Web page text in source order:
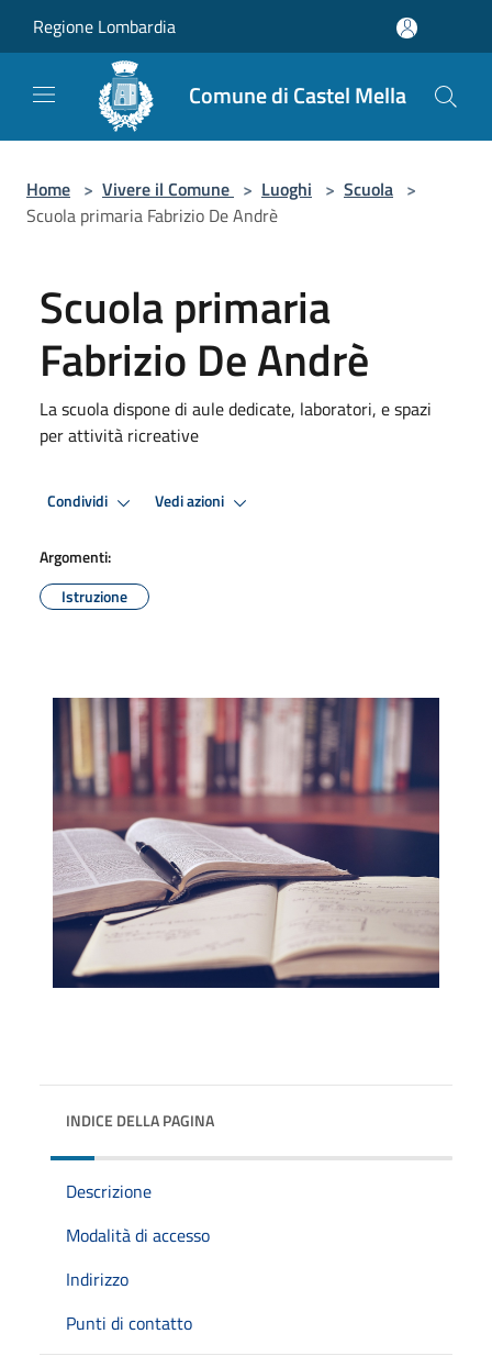
Regione Lombardia
Comune di Castel Mella
Home > Vivere il Comune > Luoghi > Scuola >
Scuola primaria Fabrizio De Andrè
Scuola primaria
Fabrizio De Andrè
La scuola dispone di aule dedicate, laboratori, e spazi
per attività ricreative
Condividi Vedi azioni
Argomenti:
Istruzione
INDICE DELLA PAGINA
Descrizione
Modalità di accesso
Indirizzo
Punti di contatto